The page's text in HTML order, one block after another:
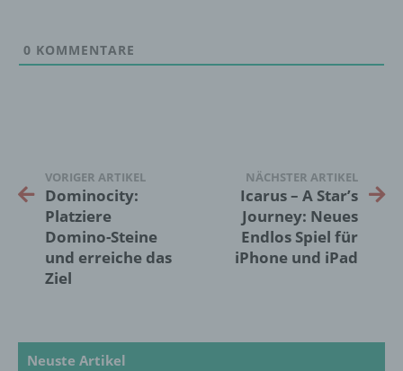
0 KOMMENTARE
VORIGER ARTIKEL
Dominocity:
Platziere
Domino-Steine
und erreiche das
Ziel
NÄCHSTER ARTIKEL
Icarus – A Star’s
Journey: Neues
Endlos Spiel für
iPhone und iPad
Neuste Artikel
bezüglich Arbeitsleistung, wirtschaftlicher
f) Pseudonymisierung
Pseudonymisierung ist die Verarbeitung
personenbezogener Daten in einer Weise,
können, sofern diese zusätzlichen